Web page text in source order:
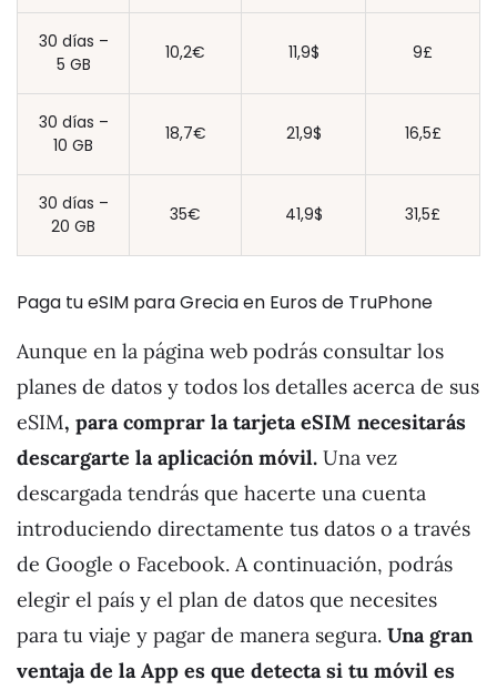
30 días –
5 GB
10,2€ 11,9$ 9£
30 días –
10 GB
18,7€ 21,9$ 16,5£
30 días –
20 GB
35€ 41,9$ 31,5£
Paga tu eSIM para Grecia en Euros de TruPhone
Aunque en la página web podrás consultar los
planes de datos y todos los detalles acerca de sus
eSIM, para comprar la tarjeta eSIM necesitarás
descargarte la aplicación móvil. Una vez
descargada tendrás que hacerte una cuenta
introduciendo directamente tus datos o a través
de Google o Facebook. A continuación, podrás
elegir el país y el plan de datos que necesites
para tu viaje y pagar de manera segura. Una gran
ventaja de la App es que detecta si tu móvil es